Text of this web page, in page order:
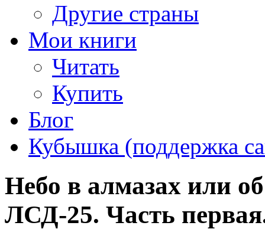
Другие страны
Мои книги
Читать
Купить
Блог
Кубышка (поддержка
Небо в алмазах или
ЛСД-25. Часть